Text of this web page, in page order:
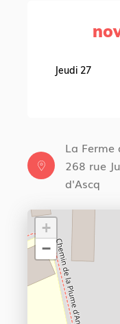
Jeudi 27
La
268 rue
d'Ascq
+
−